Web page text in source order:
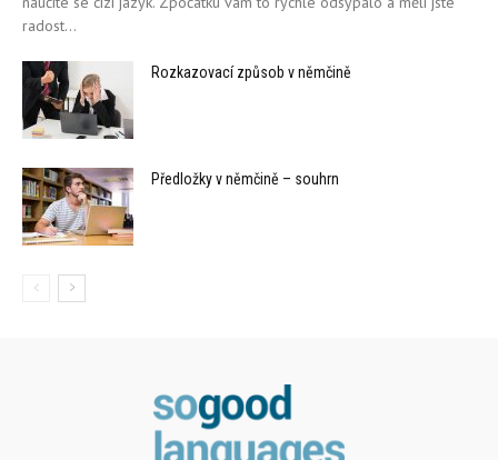
radost...
Rozkazovací způsob v němčině
Předložky v němčině – souhrn